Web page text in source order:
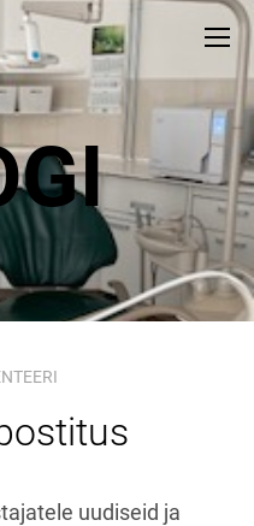
uudiseid ja